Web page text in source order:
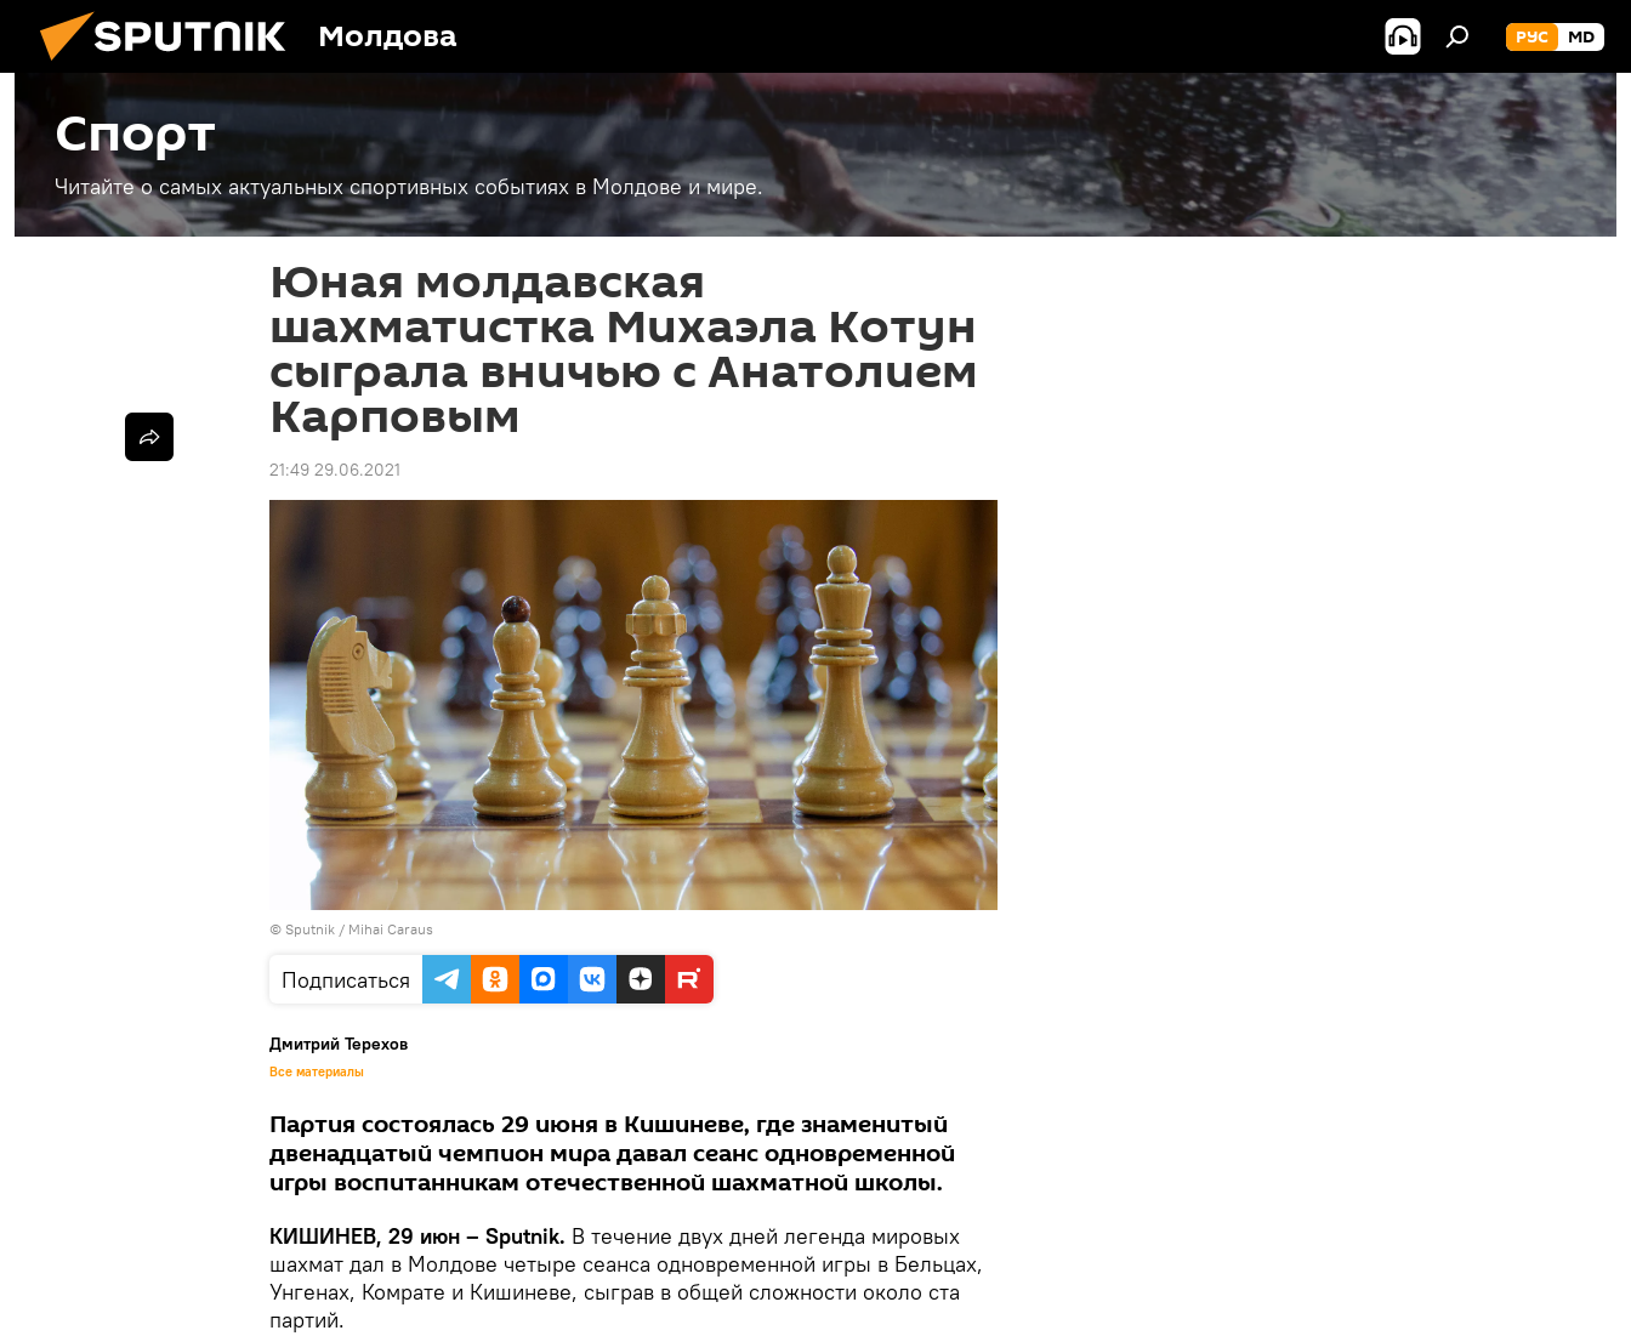
Молдова РУС MD
Спорт
Читайте о самых актуальных спортивных событиях в Молдове и мире.
Юная молдавская
шахматистка Михаэла Котун
сыграла вничью с Анатолием
Карповым
21:49 29.06.2021
© Sputnik / Mihai Caraus
Подписаться
Дмитрий Терехов
Все материалы
Партия состоялась 29 июня в Кишиневе, где знаменитый
двенадцатый чемпион мира давал сеанс одновременной
игры воспитанникам отечественной шахматной школы.
КИШИНЕВ, 29 июн – Sputnik. В течение двух дней легенда мировых
шахмат дал в Молдове четыре сеанса одновременной игры в Бельцах,
Унгенах, Комрате и Кишиневе, сыграв в общей сложности около ста
партий.